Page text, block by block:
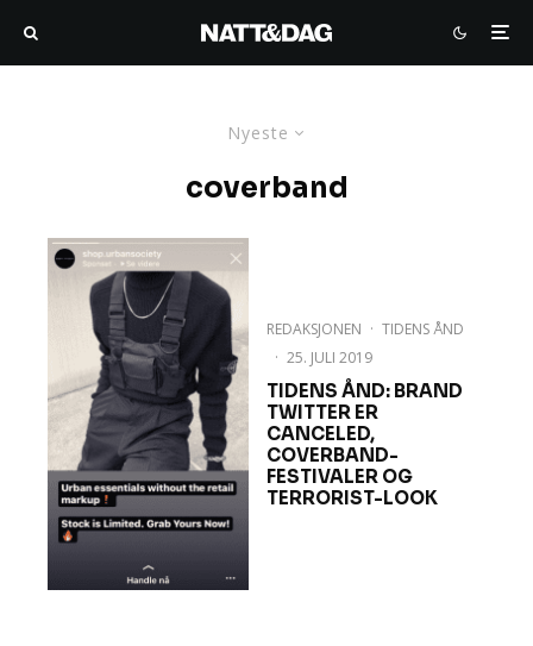
Nyeste
coverband
REDAKSJONEN · TIDENS ÅND
· 25. JULI 2019
TIDENS ÅND: BRAND
TWITTER ER
CANCELED,
COVERBAND-
FESTIVALER OG
TERRORIST-LOOK